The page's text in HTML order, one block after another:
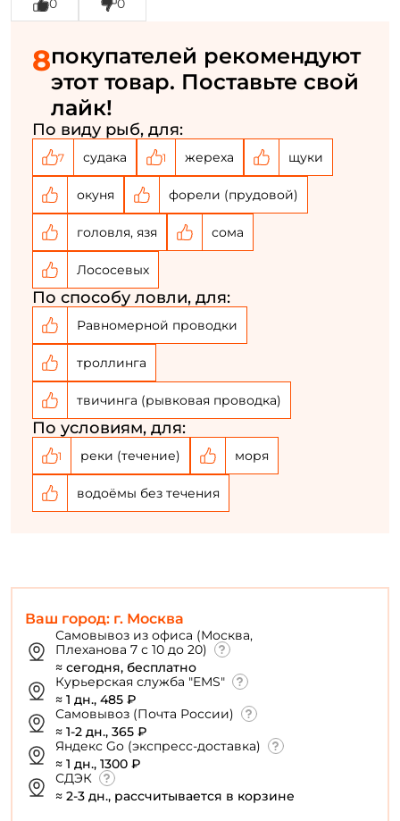
Ваш город: г. Москва
Самовывоз из офиса (Москва,
Плеханова 7 с 10 до 20)
≈ сегодня, бесплатно
Курьерская служба "EMS"
≈ 1 дн., 485 ₽
Самовывоз (Почта России)
≈ 1-2 дн., 365 ₽
Яндекс Go (экспресс-доставка)
≈ 1 дн., 1300 ₽
СДЭК
≈ 2-3 дн., рассчитывается в корзине
0 0
8покупателей рекомендуют
этот товар. Поставьте свой
лайк!
По виду рыб, для:
7 судака 1 жереха щуки
окуня форели (прудовой)
головля, язя сома
Лососевых
По способу ловли, для:
Равномерной проводки
троллинга
твичинга (рывковая проводка)
По условиям, для:
1 реки (течение) моря
водоёмы без течения
Номер телефона: *
Придумайте пароль: *
Повторите пароль: *
Заполняя данную форму вы соглашаетесь на обработку
персональных данных
Создать аккаунт